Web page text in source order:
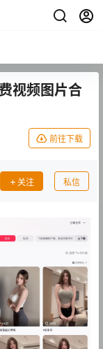
视频图片合
前往下载
关注 私信